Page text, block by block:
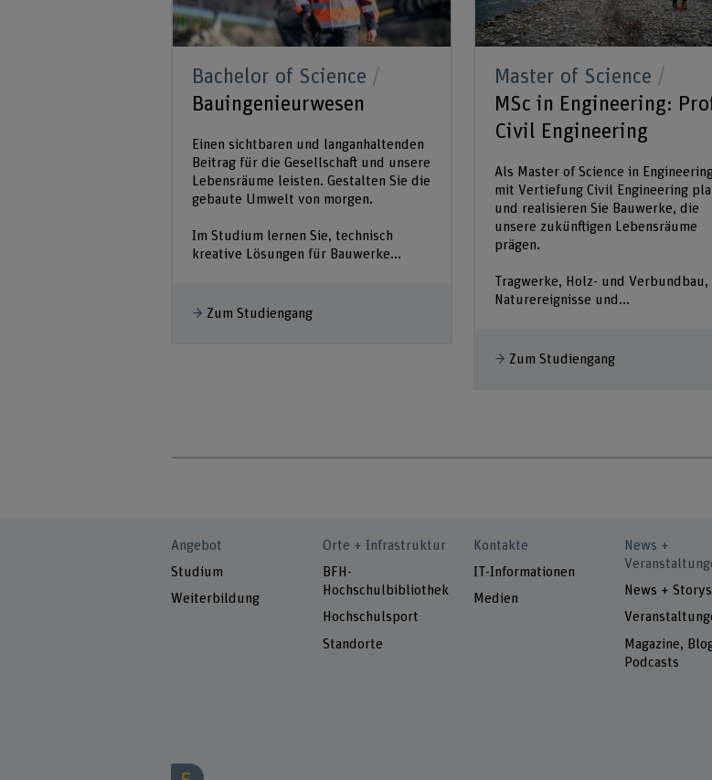
Bachelor of Science
Bauingenieurwesen
Einen sichtbaren und langanhaltenden
Beitrag für die Gesellschaft und unsere
Lebensräume leisten. Gestalten Sie die
gebaute Umwelt von morgen.
Im Studium lernen Sie, technisch
kreative Lösungen für Bauwerke...
Zum Studiengang
Master of Science
MSc in Engineering:
Civil Engineering
Als Master of Science in
mit Vertiefung Civil Engineering
und realisieren Sie Bauwerke, die
unsere zukünftigen Lebensräume
prägen.
Tragwerke, Holz- und Verbundbau,
Naturereignisse und...
Zum Studiengang
Angebot
Studium
Weiterbildung
Orte + Infrastruktur
BFH-
Hochschulbibliothek
Hochschulsport
Standorte
Kontakte
IT-Informationen
Medien
News +
News + Storys
Magazine,
Podcasts